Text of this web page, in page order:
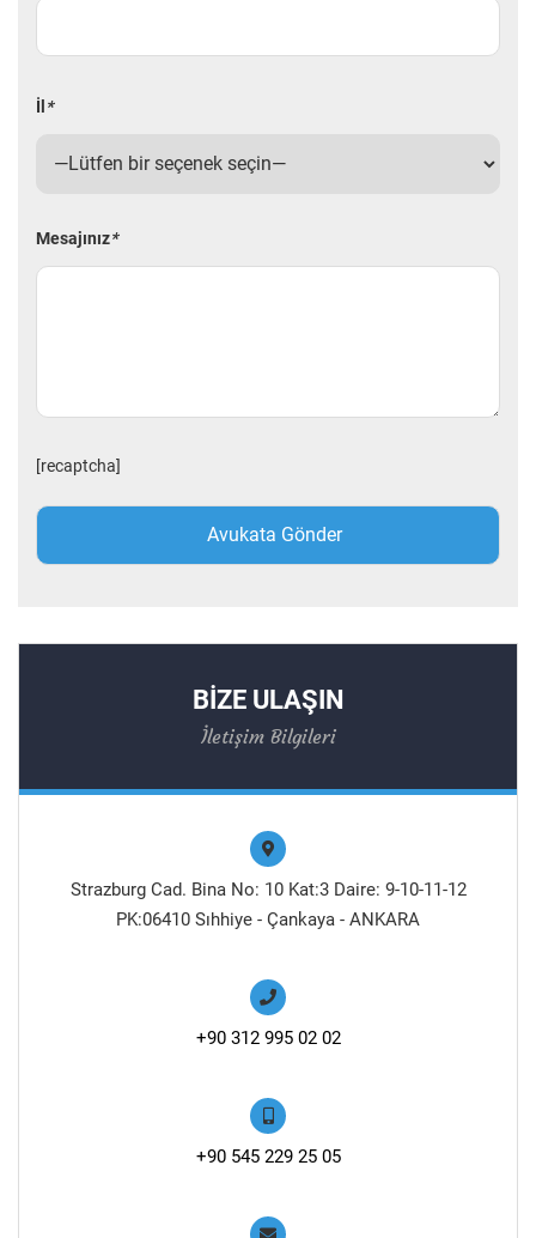
İl *
Mesajınız*
[recaptcha]
BİZE ULAŞIN
İletişim Bilgileri
Strazburg Cad. Bina No: 10 Kat:3 Daire: 9-10-11-12
PK:06410 Sıhhiye - Çankaya - ANKARA
+90 312 995 02 02
+90 545 229 25 05